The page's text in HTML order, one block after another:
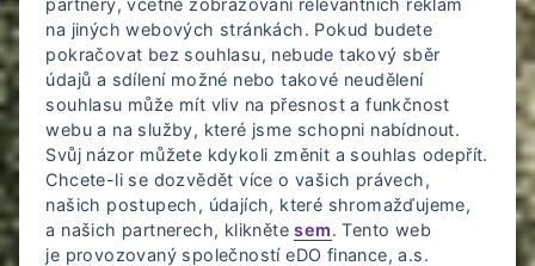
na jiných webových stránkách. Pokud budete
pokračovat bez souhlasu, nebude takový sběr
údajů a sdílení možné nebo takové neudělení
souhlasu může mít vliv na přesnost a funkčnost
webu a na služby, které jsme schopni nabídnout.
Svůj názor můžete kdykoli změnit a souhlas odepřít.
Chcete-li se dozvědět více o vašich právech,
našich postupech, údajích, které shromažďujeme,
a našich partnerech, kliknětesem. Tento web
je provozovaný společností eDO finance, a.s.